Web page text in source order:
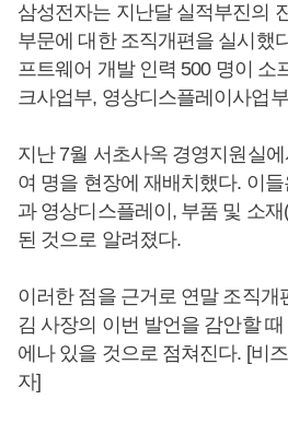
삼성전자는 지난달 실적부진의
부문에 대한 조직개편을 실시했
프트웨어 개발 인력 500 명이 소
크사업부, 영상디스플레이사업
지난 7월 서초사옥 경영지원실
여 명을 현장에 재배치했다. 이
과 영상디스플레이, 부품 및 소재
된 것으로 알려졌다.
이러한 점을 근거로 연말 조직개
김 사장의 이번 발언을 감안할
에나 있을 것으로 점쳐진다. [비
자]